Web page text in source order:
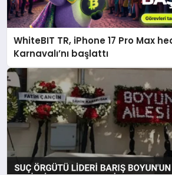
WhiteBIT TR, iPhone 17 Pro Max
Karnavalı’nı başlattı